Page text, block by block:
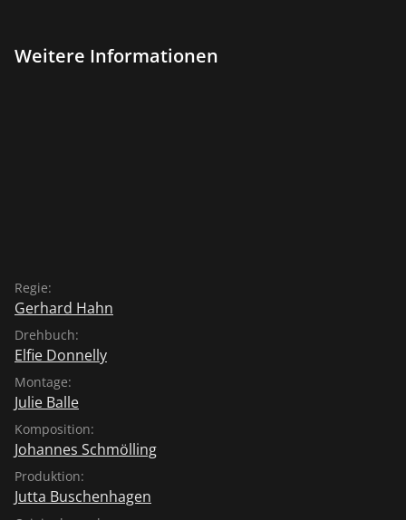
Weitere Informationen
Regie:
Gerhard Hahn
Drehbuch:
Elfie Donnelly
Montage:
Julie Balle
Komposition:
Johannes Schmölling
Produktion:
Jutta Buschenhagen